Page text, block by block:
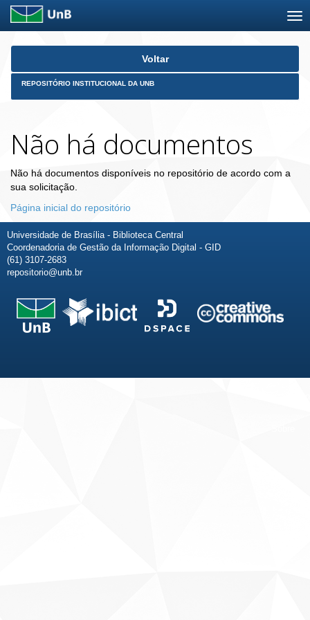
Skip
Voltar
REPOSITÓRIO INSTITUCIONAL DA UNB
Não há documentos
Não há documentos disponíveis no repositório de acordo com a
sua solicitação.
Página inicial do repositório
Universidade de Brasília - Biblioteca Central
Coordenadoria de Gestão da Informação Digital - GID
(61) 3107-2683
repositorio@unb.br